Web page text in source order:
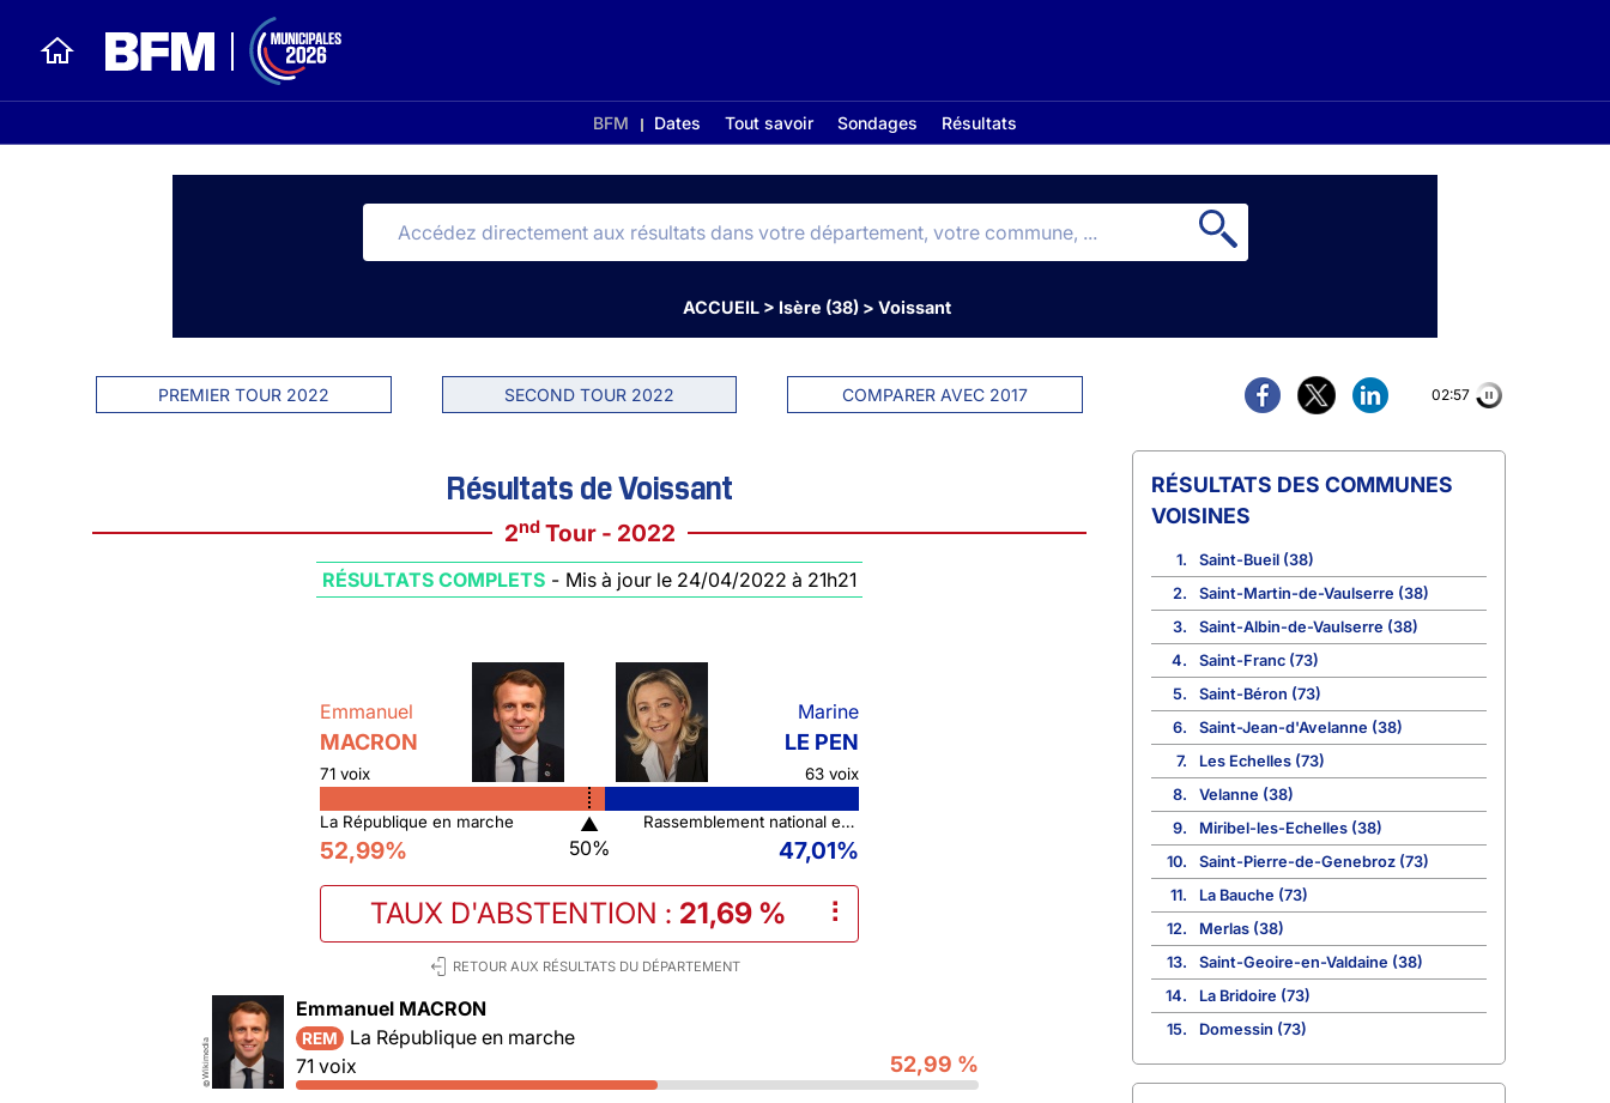
BFM Dates Tout savoir Sondages Résultats
ACCUEIL > Isère (38) > Voissant
PREMIER TOUR 2022 SECOND TOUR 2022 COMPARER AVEC 2017 02:56
Résultats de Voissant
2ndTour - 2022
RÉSULTATS COMPLETS - Mis à jour le 24/04/2022 à 21h21
Emmanuel
MACRON
71 voix
Marine
LE PEN
63 voix
La République en marche
52,99%
▲
50%
Rassemblement national et ses alliés
47,01%
TAUX D'ABSTENTION : 21,69 % ⠇
RETOUR AUX RÉSULTATS DU DÉPARTEMENT
©
Wikimedia
Emmanuel MACRON
REM
La République en marche
71 voix
52,99 %
COMMUNES
VOISINES
1.
Saint-Bueil (38)
2.
Saint-Martin-de-Vaulserre (38)
3.
Saint-Albin-de-Vaulserre (38)
4.
Saint-Franc (73)
5.
Saint-Béron (73)
6.
Saint-Jean-d'Avelanne (38)
7.
Les Echelles (73)
8.
Velanne (38)
9.
Miribel-les-Echelles (38)
10.
Saint-Pierre-de-Genebroz (73)
11.
La Bauche (73)
12.
Merlas (38)
13.
Saint-Geoire-en-Valdaine (38)
14.
La Bridoire (73)
15.
Domessin (73)